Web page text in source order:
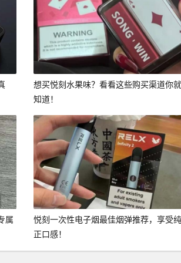
想买悦刻水果味？看看这些购买渠道你就
知道！
属
悦刻一次性电子烟最佳烟弹推荐，享受纯
正口感！